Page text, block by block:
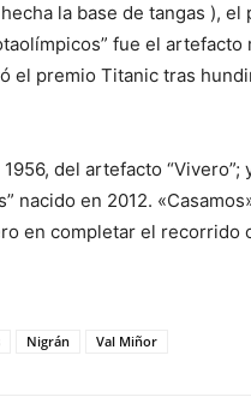
la base de tangas ), el
fue el artefacto
el premio Titanic tras
del artefacto “Vivero”;
nacido en 2012.
en completar el recorrido
Nigrán Val Miñor